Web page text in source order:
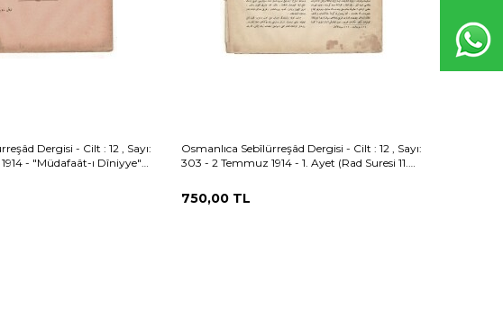
Dergisi - Cilt : 12 , Sayı:
- "Müdafaât-ı Dîniyye"
Osmanlıca Sebîlürreşâd Dergisi - Cilt : 12 , Sayı:
303 - 2 Temmuz 1914 - 1. Ayet (Rad Suresi 11.
750,00 TL